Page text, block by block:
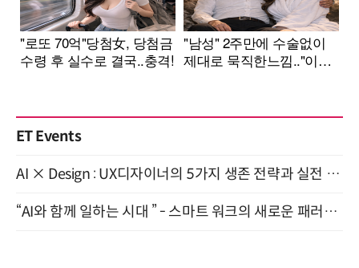
ET Events
AI × Design : UX디자이너의 5가지 생존 전략과 실전 대응 8월 28일 개최
“AI와 함께 일하는 시대 ” - 스마트 워크의 새로운 패러다임 (9/11)